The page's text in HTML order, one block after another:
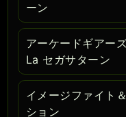
ーン
アーケードギアー
La セガサターン
イメージファイト
ション